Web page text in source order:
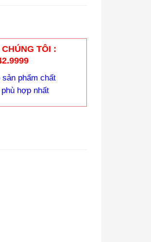
TÔI :
phẩm chất
hợp nhất